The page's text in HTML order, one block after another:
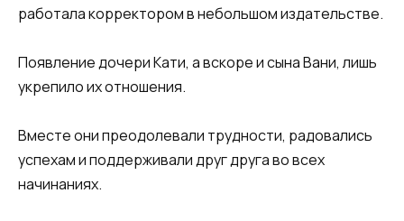
работала корректором в небольшом издательстве.
Появление дочери Кати, а вскоре и сына Вани, лишь
укрепило их отношения.
Вместе они преодолевали трудности, радовались
успехам и поддерживали друг друга во всех
начинаниях.